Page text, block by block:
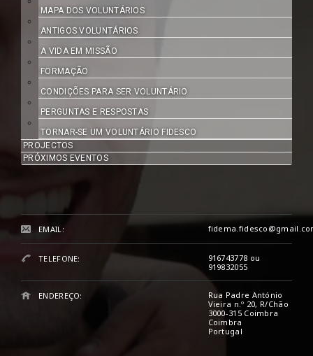
MAPA DOS VOLUNTÁRIOS
ANTIGOS VOLUNTÁRIOS
A VIDA EM MISSÃO
FORMAÇÃO
CONDIÇÕES PARA SER VOLUNTÁRIO
PERGUNTAS E RESPOSTAS
TORNAR-SE UM VOLUNTÁRIO FIDESCO
PROJECTOS
PRÓXIMOS EVENTOS
EMAIL:
TELEFONE:
916743778 ou
919832055
ENDEREÇO:
Rua Padre António
Vieira n.º 20, R/Chão
3000-315 Coimbra
Coimbra
Portugal